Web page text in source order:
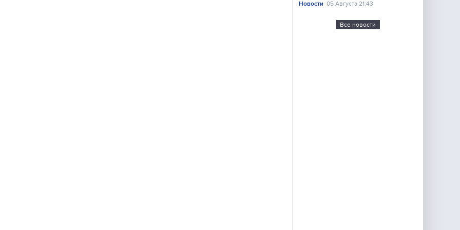
Новости 05 Августа 21:43
Все новости